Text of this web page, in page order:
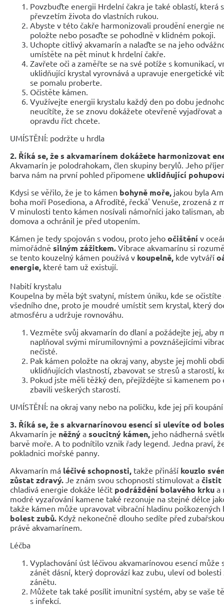
Povzbuďte energii Hrdelní čakra je také oblastí, která
převzetím života do vlastních rukou.
Abyste v této čakře harmonizovali proudění energie
položte nebo posaďte se pohodlně v klidném pokoji.
Uchopte citlivý akvamarín a nalaďte se na jeho
umístěte na pět minut k hrdelní čakře.
Zavřete oči a zaměřte se na své potíže s komunikací,
uklidňující krystal vyrovnává a upravuje energetické
se pomalu proberte.
Očistěte kámen.
Využívejte energii krystalu každý den po dobu
neucítíte, že se znovu dokážete otevřeně vyjadřovat
opravdu říct chcete.
UMÍSTĚNÍ: podržte u hrdla
2. Říká se, že s akvamarínem dokážete harmonizovat
Akvamarín je polodrahokam, člen skupiny berylů. Jeho
barva nám na první pohled připomene uklidňující
Kdysi se věřilo, že je to kámen bohyně moře, jakou byla
boha moří Posediona, a Afrodíté, řecká' Venuše, zrozená z
V minulosti tento kámen nosívali námořníci jako talisman,
domova a ochránil je před utopením.
Kámen je tedy spojován s vodou, proto jeho očištění v
mimořádně silným zážitkem. Vibrace akvamarínu si
se tento kouzelný kámen používá v koupelně, kde vytváří
energie, které tam už existují.
Nabití krystalu
Koupelna by měla být svatyní, místem úniku, kde se
všedního dne, proto je moudré umístit sem krystal, který
atmosféru a udržuje rovnováhu.
Vezměte svůj akvamarín do dlaní a požádejte jej, aby
naplňoval svými mírumilovnými a povznášejícími
nečisté.
Pak kámen položte na okraj vany, abyste jej mohli
uklidňujících vlastností, zbavovat se stresů a starostí,
Pokud jste měli těžký den, přejíždějte si kamenem po
zbavili veškerých starostí.
UMÍSTĚNÍ: na okraj vany nebo na poličku, kde jej při
3. Říká se, že s akvarnarínovou esencí si ulevíte od
Akvamarín je něžný a soucitný kámen, jeho nádherná
barvě moře. A to podnítilo vznik řady legend. Jedna praví,
pokladnici mořské panny.
Akvamarín má léčivé schopnosti, takže přináší kouzlo
zůstat zdravý. Je znám svou schopností stimulovat a čistit
chladivá energie dokáže léčit podráždění bolavého krku a
modré vyzařování kamene také rezonuje na stejné délce
takže kámen může upravovat vibrační hladinu
bolest zubů. Když nekonečně dlouho sedíte před
právě akvamarínem.
Léčba
Vyplachování úst léčivou akvamarínovou esencí
zánět dásní, který doprovází kaz zubu, uleví od
zánětu.
Můžete tak také posílit imunitní systém, aby se vaše
s infekcí.